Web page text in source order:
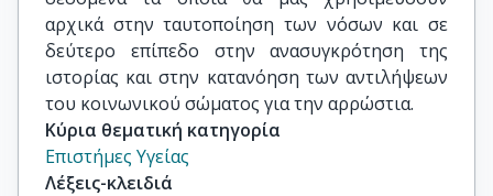
αρχικά στην ταυτοποίηση των νόσων και σε
δεύτερο επίπεδο στην ανασυγκρότηση της
ιστορίας και στην κατανόηση των αντιλήψεων
του κοινωνικού σώματος για την αρρώστια.
Κύρια θεματική κατηγορία
Επιστήμες Υγείας
Λέξεις-κλειδιά